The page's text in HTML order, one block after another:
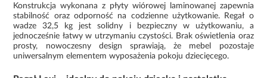
Konstrukcja wykonana z płyty wiórowej laminowanej zapewnia
stabilność oraz odporność na codzienne użytkowanie. Regał o
wadze 32,5 kg jest solidny i bezpieczny w użytkowaniu, a
jednocześnie łatwy w utrzymaniu czystości. Brak oświetlenia oraz
prosty, nowoczesny design sprawiają, że mebel pozostaje
uniwersalnym elementem wyposażenia pokoju dziecięcego.